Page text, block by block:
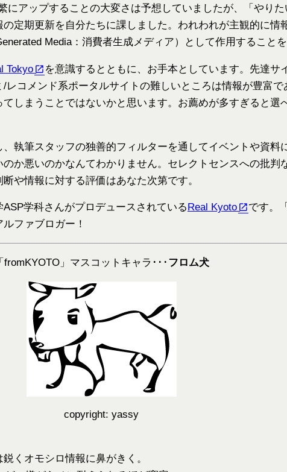
にアップすることの大変さは予想していましたが、「やり
定期更新を自分たちに課しました。われわれが主観的に情
Media：消費者生成メディア）として作用することを
Tokyo
を意識するとともに、お手本としています。先達サ
レコメンド系ポータルサイトの難しいところは情報が豊富で
しまうことではないかと思います。お薦めが多すぎると選
執筆スタッフの独善的フィルターを通してイベントや資料
か悪いのかなんてわかりません。セレクトセンスへの批判
や情報に対する評価はあなた次第です。
学科さんがプロデュースされている Real Kyoto
です。
ファブロガー！
「fromKYOTO」マスコットキャラ･･･ フロム犬
copyright: yassy
くオモシロ情報に鼻がきく。